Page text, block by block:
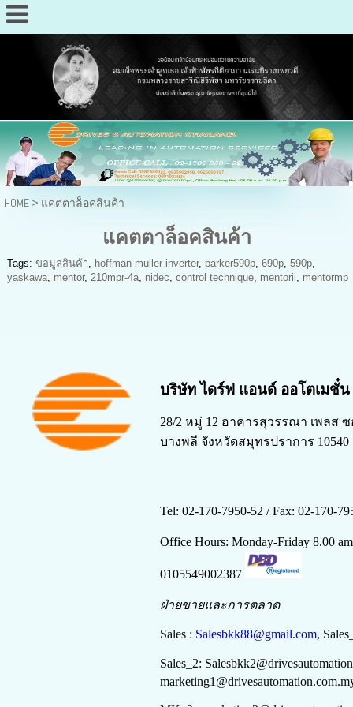
HOME> แคตตาล็อคสินค้า
แคตตาล็อคสินค้า
Tags: ขอมูลสินค้า, hoffman muller-inverter, parker590p, 690p, 590p,
yaskawa, mentor, 210mpr-4a, nidec, control technique, mentorii, mentormp
บริษัท ไดร์ฟ แอนด์ ออโตเมชั๋
28/2 หมู่ 12 อาคารสุวรรณา เพลส
บางพลี จังหวัดสมุทรปราการ 10540
Tel: 02-170-7950-52 /Fax: 02-170-
Office Hours: Monday-Friday 8.00
0105549002387
ฝ่ายขายและการตลาด
Sales : Salesbkk88@gmail.com,
Sales_2: Salesbkk2
marketing1